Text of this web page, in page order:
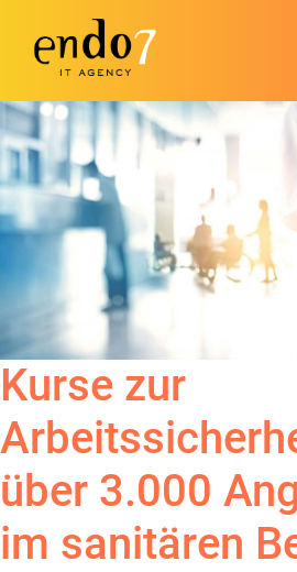
Kurse zur
über 3.000
im sanitären